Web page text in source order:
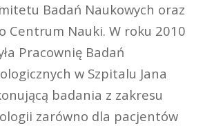
Badań Naukowych oraz
Centrum Nauki. W roku 2010
Pracownię Badań
w Szpitalu Jana
badania z zakresu
zarówno dla pacjentów